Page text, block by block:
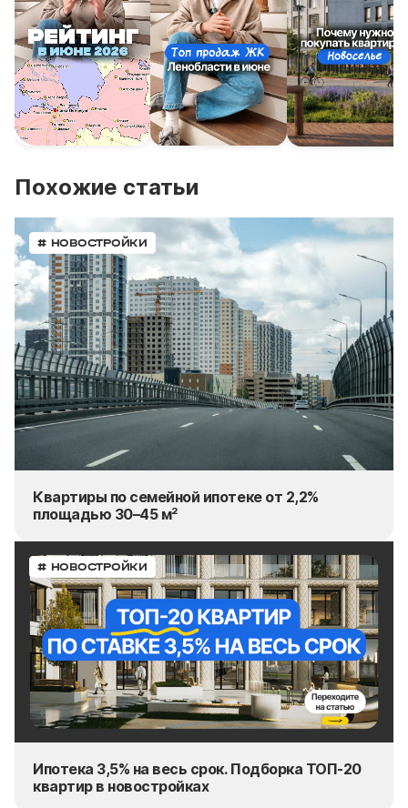
Похожие статьи
# НОВОСТРОЙКИ
Квартиры по семейной ипотеке от 2,2%
площадью 30–45 м²
# НОВОСТРОЙКИ
Ипотека 3,5% на весь срок. Подборка ТОП-20
квартир в новостройках